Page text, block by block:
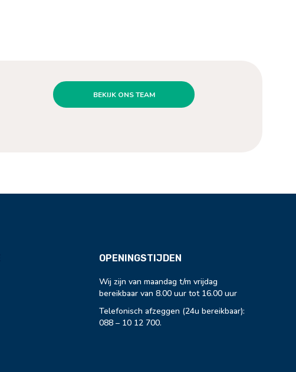
BEKIJK ONS TEAM
OPENINGSTIJDEN
Wij zijn van maandag t/m vrijdag
bereikbaar van 8.00 uur tot 16.00 uur
Telefonisch afzeggen (24u bereikbaar):
088 – 10 12 700.